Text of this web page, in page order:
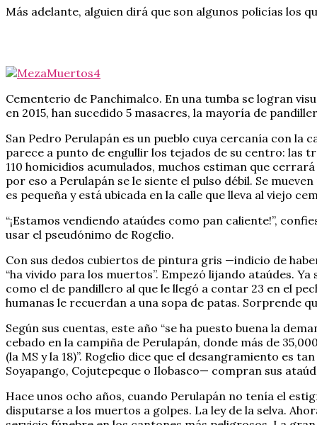
Más adelante, alguien dirá que son algunos policías los
Cementerio de Panchimalco. En una tumba se logran
en 2015, han sucedido 5 masacres, la mayoría de
San Pedro Perulapán es un pueblo cuya cercanía con
parece a punto de engullir los tejados de su centro: las
110 homicidios acumulados, muchos estiman que
por eso a Perulapán se le siente el pulso débil. Se
es pequeña y está ubicada en la calle que lleva al viejo
“¡Estamos vendiendo ataúdes como pan caliente!”,
usar el pseudónimo de Rogelio.
Con sus dedos cubiertos de pintura gris —indicio de
“ha vivido para los muertos”. Empezó lijando ataúdes.
como el de pandillero al que le llegó a contar 23 en el
humanas le recuerdan a una sopa de patas. Sorprende
Según sus cuentas, este año “se ha puesto buena la
cebado en la campiña de Perulapán, donde más de
(la MS y la 18)”. Rogelio dice que el desangramiento es
Soyapango, Cojutepeque o Ilobasco— compran sus
Hace unos ocho años, cuando Perulapán no tenía el
disputarse a los muertos a golpes. La ley de la selva.